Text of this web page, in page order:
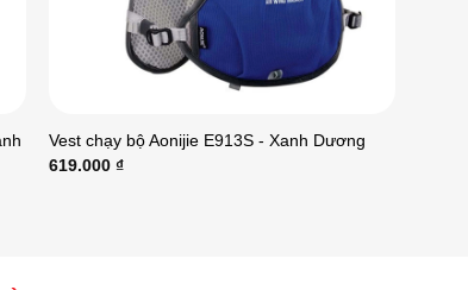
Vest chạy bộ Aonijie E913S - Xanh Dương
619.000₫